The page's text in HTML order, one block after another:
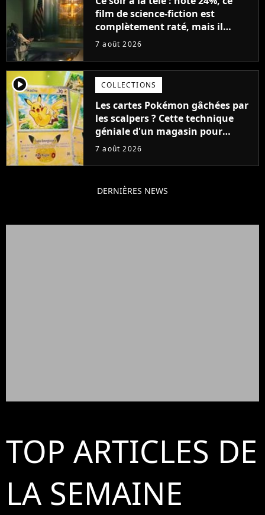
film de science-fiction est
complètement raté, mais il
aurait pu être encore pire à
7 août 2026
player2 COLLECTIONS
Les cartes Pokémon gâchées par
les scalpers ? Cette technique
géniale d'un magasin pour
ruiner les revendeurs
7 août 2026
DERNIÈRES NEWS
TOP ARTICLES DE
LA SEMAINE